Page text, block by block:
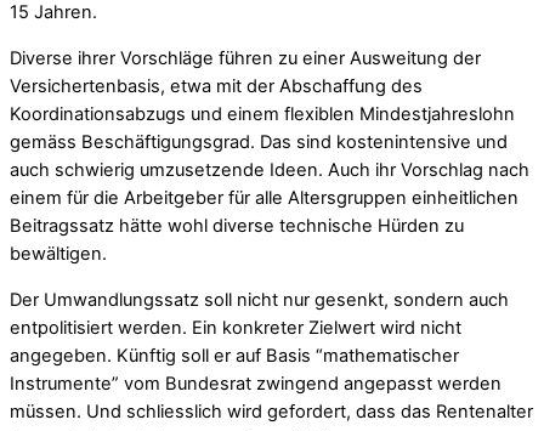
15 Jahren.
Diverse ihrer Vorschläge führen zu einer Ausweitung der
Versichertenbasis, etwa mit der Abschaffung des
Koordinationsabzugs und einem flexiblen Mindestjahreslohn
gemäss Beschäftigungsgrad. Das sind kostenintensive und
auch schwierig umzusetzende Ideen. Auch ihr Vorschlag nach
einem für die Arbeitgeber für alle Altersgruppen einheitlichen
Beitragssatz hätte wohl diverse technische Hürden zu
bewältigen.
Der Umwandlungssatz soll nicht nur gesenkt, sondern auch
entpolitisiert werden. Ein konkreter Zielwert wird nicht
angegeben. Künftig soll er auf Basis “mathematischer
Instrumente” vom Bundesrat zwingend angepasst werden
müssen. Und schliesslich wird gefordert, dass das Rentenalter